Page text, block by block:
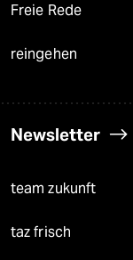
Freie Rede
reingehen
Newsletter
team zukunft
taz frisch